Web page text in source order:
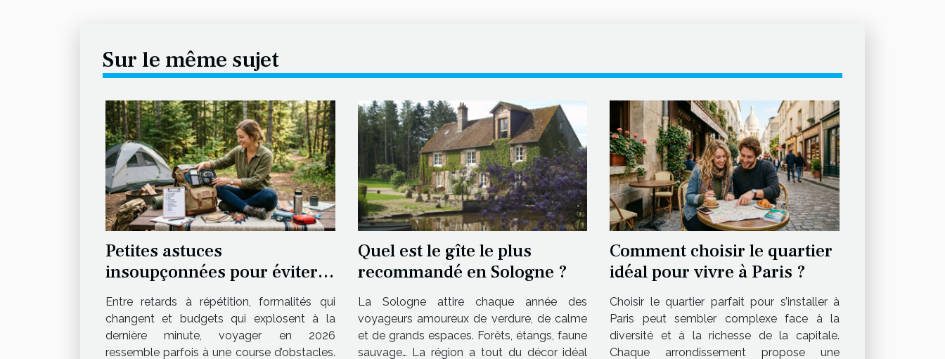
Sur le même sujet
Petites astuces
insoupçonnées pour éviter
les mauvaises surprises en
voyage
Entre retards à répétition, formalités qui
changent et budgets qui explosent à la
dernière minute, voyager en 2026
ressemble parfois à une course d’obstacles.
Quel est le gîte le plus
recommandé en Sologne ?
La Sologne attire chaque année des
voyageurs amoureux de verdure, de calme
et de grands espaces. Forêts, étangs, faune
sauvage… La région a tout du décor idéal
Comment choisir le quartier
idéal pour vivre à Paris ?
Choisir le quartier parfait pour s’installer à
Paris peut sembler complexe face à la
diversité et à la richesse de la capitale.
Chaque arrondissement propose une